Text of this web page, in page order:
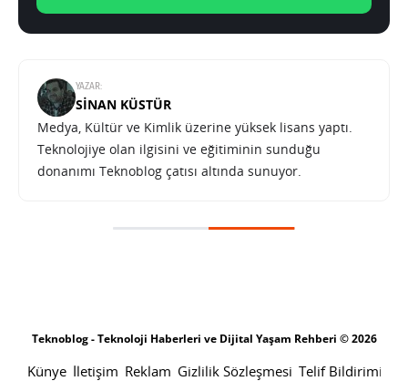
YAZAR:
SINAN KÜSTÜR
Medya, Kültür ve Kimlik üzerine yüksek lisans yaptı.
Teknolojiye olan ilgisini ve eğitiminin sunduğu
donanımı Teknoblog çatısı altında sunuyor.
Teknoblog - Teknoloji Haberleri ve Dijital Yaşam Rehberi © 2026
Künye İletişim Reklam Gizlilik Sözleşmesi Telif Bildirimi